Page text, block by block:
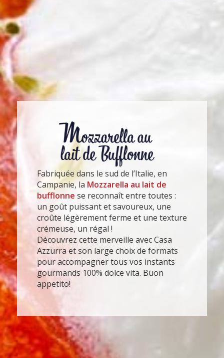
Fabriquée dans le sud de l’Italie, en
Campanie, la Mozzarella au lait de
bufflonne se reconnaît entre toutes :
un goût puissant et savoureux, une
croûte légèrement ferme et une texture
crémeuse, un régal !
Découvrez cette merveille avec Casa
Azzurra et son large choix de formats
pour accompagner tous vos instants
gourmands 100% dolce vita. Buon
appetito!